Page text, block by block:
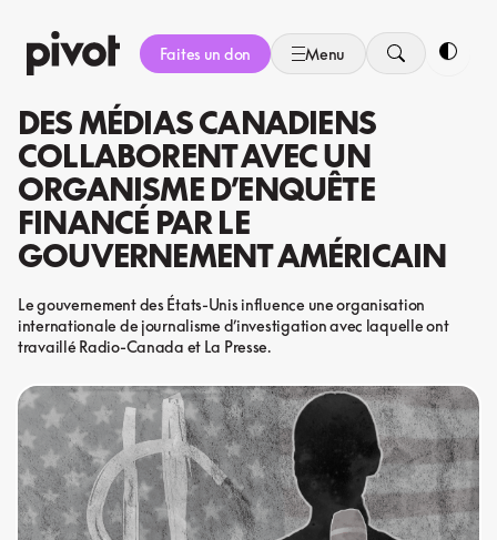
au
contenu
Faites un don Menu
DES MÉDIAS CANADIENS
COLLABORENT AVEC UN
ORGANISME D’ENQUÊTE
FINANCÉ PAR LE
GOUVERNEMENT AMÉRICAIN
Le gouvernement des États-Unis influence une organisation
internationale de journalisme d’investigation avec laquelle ont
travaillé Radio-Canada et La Presse.